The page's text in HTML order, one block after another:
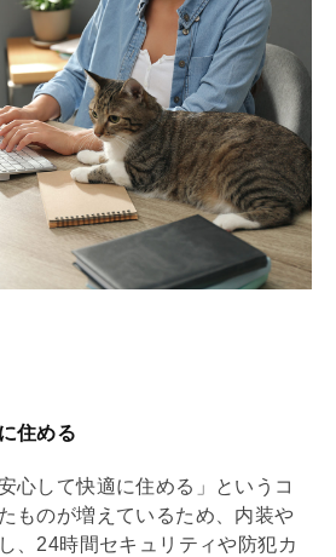
住める
心して快適に住める」というコ
ものが増えているため、内装や
、24時間セキュリティや防犯カ